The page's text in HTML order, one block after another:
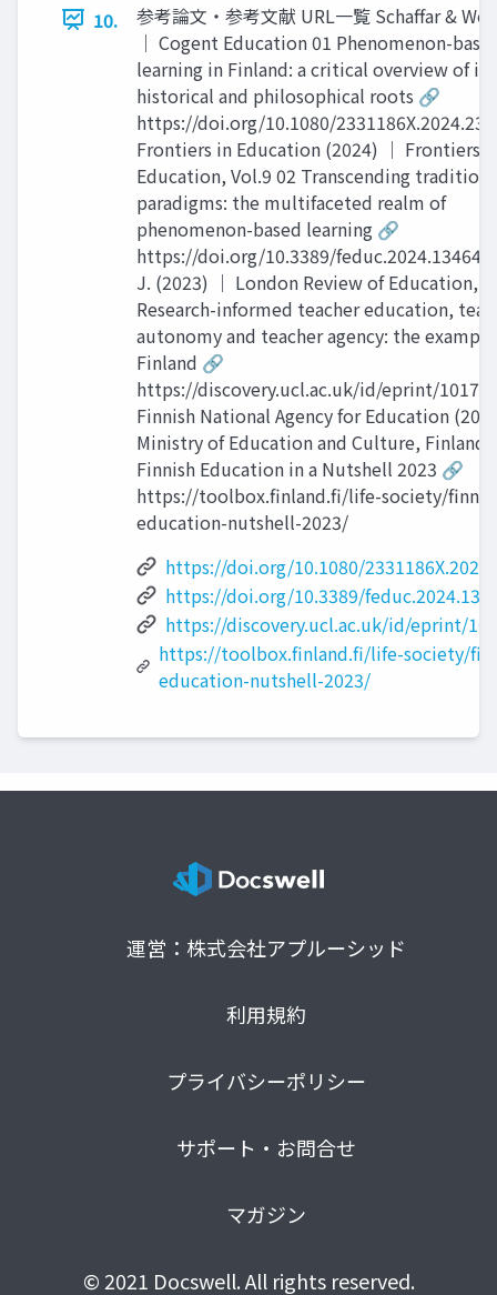
10.
参考論文・参考文献 URL一覧 Schaffar &
｜ Cogent Education 01 Phenomenon-
learning in Finland: a critical overview of its
historical and philosophical roots 🔗
https://doi.org/10.1080/
Frontiers in Education (2024) ｜ Frontiers
Education, Vol.9 02 Transcending
paradigms: the multifaceted realm of
phenomenon-based learning 🔗
https://doi.org/10.3389/
J. (2023) ｜ London Review of Education,
Research-informed teacher education,
autonomy and teacher agency: the
Finland 🔗
https://discovery.ucl.ac.uk/id/eprint/
Finnish National Agency for Education
Ministry of Education and Culture, Finland
Finnish Education in a Nutshell 2023 🔗
https://toolbox.finland.fi/life-society/
education-nutshell-2023/
https://doi.org/10.1080/
https://doi.org/10.3389/
https://discovery.ucl.ac.uk/id/eprint/
https://toolbox.finland.fi/life-society/
education-nutshell-2023/
運営：株式会社アプルーシッド
利用規約
プライバシーポリシー
サポート・お問合せ
マガジン
© 2021 Docswell. All rights reserved.